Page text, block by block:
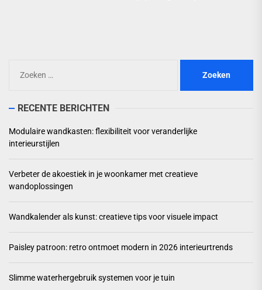
naar:
RECENTE BERICHTEN
Modulaire wandkasten: flexibiliteit voor veranderlijke
interieurstijlen
Verbeter de akoestiek in je woonkamer met creatieve
wandoplossingen
Wandkalender als kunst: creatieve tips voor visuele impact
Paisley patroon: retro ontmoet modern in 2026 interieurtrends
Slimme waterhergebruik systemen voor je tuin